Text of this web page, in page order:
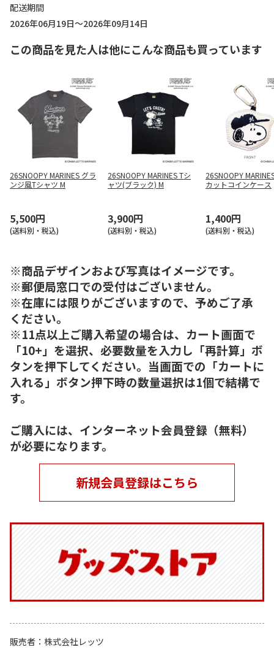
配送期間
2026年06月19日～2026年09月14日
この商品を見た人は他にこんな商品も買っています
26SNOOPY MARINES グラ
ンジ風Tシャツ M
5,500円
(送料別・税込)
26SNOOPY MARINES Tシ
ャツ(ブラック) M
3,900円
(送料別・税込)
26SNOOPY
カットコインケース
1,400円
(送料別・税込)
※商品デザインおよび写真はイメージです。
※郵便局窓口での受付はございません。
※在庫には限りがございますので、予めご了承
ください。
※11点以上ご購入希望の場合は、カート画面で
「10+」を選択、必要数量を入力し「再計算」ボ
タンを押下してください。当画面での「カートに
入れる」ボタン押下時の数量選択は1個で結構で
す。
ご購入には、インターネット会員登録（無料）
が必要になります。
新規会員登録はこちら
販売者
株式会社レッツ